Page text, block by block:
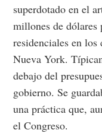
superdotado en el
millones de dólares
residenciales en
Nueva York.
debajo del
gobierno. Se
una práctica que,
el Congreso.